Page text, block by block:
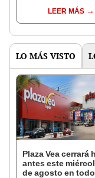
LEER MÁS
LO MÁS VISTO
Plaza Vea cerrará
antes este
de agosto en